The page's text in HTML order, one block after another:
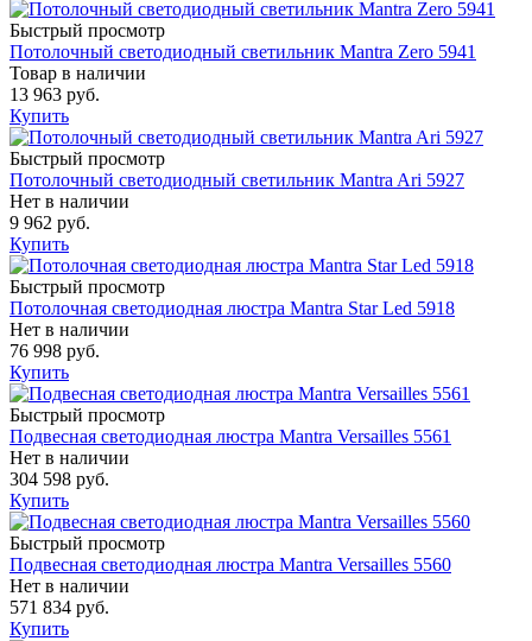
Быстрый просмотр
Потолочный светодиодный светильник Mantra Zero 5941
Товар в наличии
13 963 руб.
Купить
Быстрый просмотр
Потолочный светодиодный светильник Mantra Ari 5927
Нет в наличии
9 962 руб.
Купить
Быстрый просмотр
Потолочная светодиодная люстра Mantra Star Led 5918
Нет в наличии
76 998 руб.
Купить
Быстрый просмотр
Подвесная светодиодная люстра Mantra Versailles 5561
Нет в наличии
304 598 руб.
Купить
Быстрый просмотр
Подвесная светодиодная люстра Mantra Versailles 5560
Нет в наличии
571 834 руб.
Купить